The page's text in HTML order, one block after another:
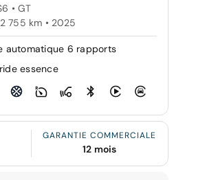
• GT
755 km • 2025
automatique 6 rapports
essence
GARANTIE COMMERCIALE
12 mois